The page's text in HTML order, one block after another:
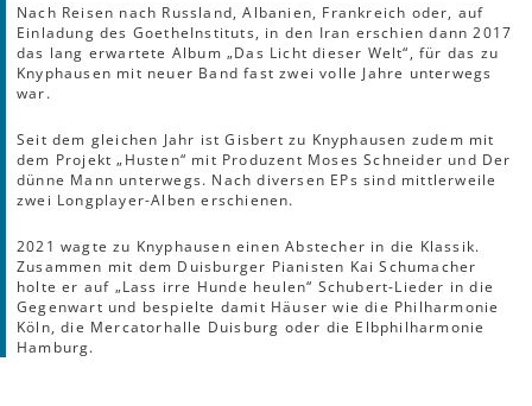
Nach Reisen nach Russland, Albanien, Frankreich oder, auf
Einladung des GoetheInstituts, in den Iran erschien dann 2017
das lang erwartete Album „Das Licht dieser Welt“, für das zu
Knyphausen mit neuer Band fast zwei volle Jahre unterwegs
war.
Seit dem gleichen Jahr ist Gisbert zu Knyphausen zudem mit
dem Projekt „Husten“ mit Produzent Moses Schneider und Der
dünne Mann unterwegs. Nach diversen EPs sind mittlerweile
zwei Longplayer-Alben erschienen.
2021 wagte zu Knyphausen einen Abstecher in die Klassik.
Zusammen mit dem Duisburger Pianisten Kai Schumacher
holte er auf „Lass irre Hunde heulen“ Schubert-Lieder in die
Gegenwart und bespielte damit Häuser wie die Philharmonie
Köln, die Mercatorhalle Duisburg oder die Elbphilharmonie
Hamburg.